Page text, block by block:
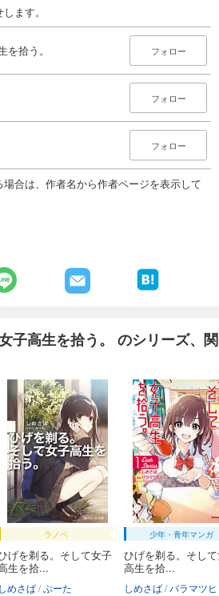
ます。
拾う。 フォロー
フォロー
フォロー
合は、作者名から作者ページを表示して
子高生を拾う。 のシリーズ、関
ラノベ
げを剃る。そして女子
生を拾...
しめさば ぶーた
少年・青年マンガ
ひげを剃る。そし
高生を拾...
しめさば バラマツヒ